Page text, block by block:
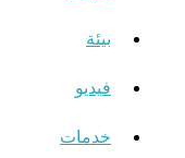
بيئة
فيديو
خدمات